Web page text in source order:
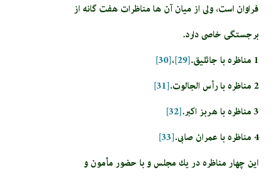
فراوان است، ولى از ميان آن ها مناظرات هفت گانه از
برجستگى خاصى دارد.
1 مناظره با جاثليق.
[29] ،[30]
2 مناظره با رأس الجالوت.
[31]
3 مناظره با هربز اكبر.
[32]
4 مناظره با عمران صابي.
[33]
اين چهار مناظره در يك مجلس و با حضور مأمون و